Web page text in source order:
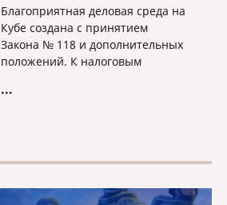
Благоприятная деловая среда на
Кубе создана с принятием
Закона № 118 и дополнительных
положений. К налоговым
преимущества, которые
...